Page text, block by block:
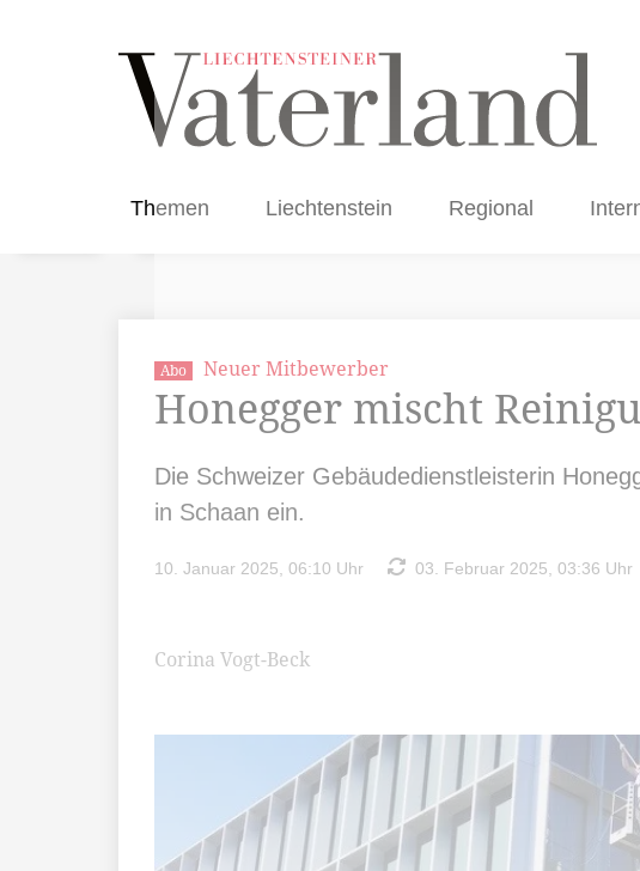
Themen Liechtenstein Regional
Abo Neuer Mitbewerber
Honegger mischt
Die Schweizer Gebäudedienstleisterin
in Schaan ein.
10. Januar 2025, 06:10 Uhr 03. Februar 2025, 03:36 Uhr
Corina Vogt-Beck